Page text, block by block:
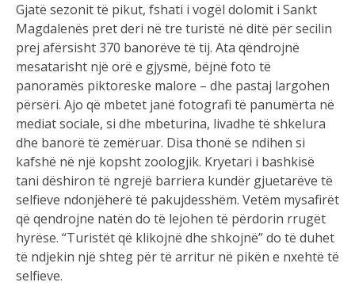
Gjatë sezonit të pikut, fshati i vogël dolomit i Sankt
Magdalenës pret deri në tre turistë në ditë për secilin
prej afërsisht 370 banorëve të tij. Ata qëndrojnë
mesatarisht një orë e gjysmë, bëjnë foto të
panoramës piktoreske malore – dhe pastaj largohen
përsëri. Ajo që mbetet janë fotografi të panumërta në
mediat sociale, si dhe mbeturina, livadhe të shkelura
dhe banorë të zemëruar. Disa thonë se ndihen si
kafshë në një kopsht zoologjik. Kryetari i bashkisë
tani dëshiron të ngrejë barriera kundër gjuetarëve të
selfieve ndonjëherë të pakujdesshëm. Vetëm mysafirët
që qendrojne natën do të lejohen të përdorin rrugët
hyrëse. “Turistët që klikojnë dhe shkojnë” do të duhet
të ndjekin një shteg për të arritur në pikën e nxehtë të
selfieve.